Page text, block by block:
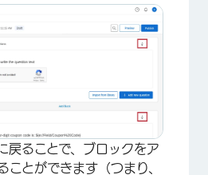
戻ることで、ブロックをア
ことができます（つまり、